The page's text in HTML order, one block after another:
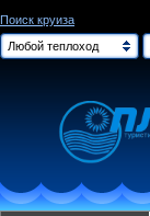
Поиск круиза
Любой теплоход